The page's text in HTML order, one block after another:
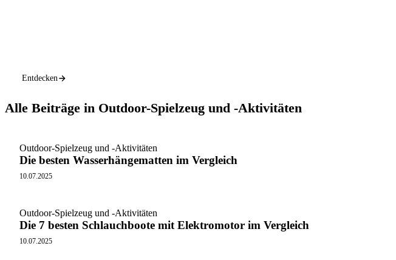
Entdecken
Alle Beiträge in Outdoor-Spielzeug und -Aktivitäten
Outdoor-Spielzeug und -Aktivitäten
Die besten Wasserhängematten im Vergleich
10.07.2025
Outdoor-Spielzeug und -Aktivitäten
Die 7 besten Schlauchboote mit Elektromotor im Vergleich
10.07.2025